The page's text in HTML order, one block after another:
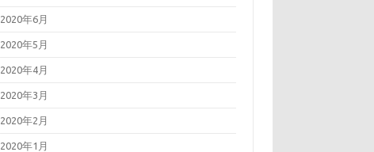
2020年6月
2020年5月
2020年4月
2020年3月
2020年2月
2020年1月